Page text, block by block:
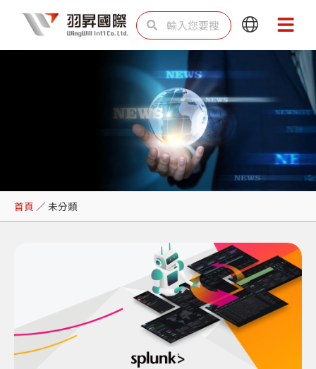
主
搜
尋 尋
Main
Menu
Main
Menu
未分類
首頁 ／ 未分類